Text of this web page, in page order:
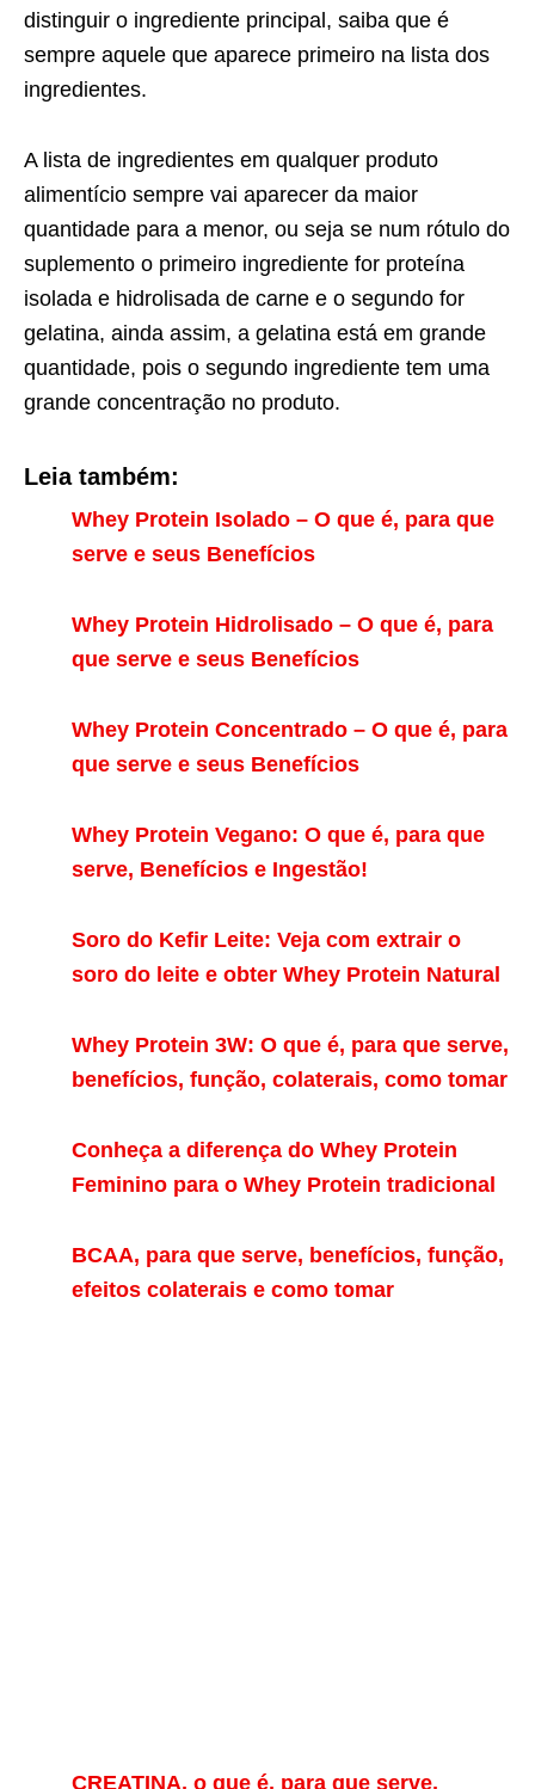
distinguir o ingrediente principal, saiba que é
sempre aquele que aparece primeiro na lista dos
ingredientes.
A lista de ingredientes em qualquer produto
alimentício sempre vai aparecer da maior
quantidade para a menor, ou seja se num rótulo do
suplemento o primeiro ingrediente for proteína
isolada e hidrolisada de carne e o segundo for
gelatina, ainda assim, a gelatina está em grande
quantidade, pois o segundo ingrediente tem uma
grande concentração no produto.
Leia também:
Whey Protein Isolado – O que é, para que
serve e seus Benefícios
Whey Protein Hidrolisado – O que é, para
que serve e seus Benefícios
Whey Protein Concentrado – O que é, para
que serve e seus Benefícios
Whey Protein Vegano: O que é, para que
serve, Benefícios e Ingestão!
Soro do Kefir Leite: Veja com extrair o
soro do leite e obter Whey Protein Natural
Whey Protein 3W: O que é, para que serve,
benefícios, função, colaterais, como tomar
Conheça a diferença do Whey Protein
Feminino para o Whey Protein tradicional
BCAA, para que serve, benefícios, função,
efeitos colaterais e como tomar
CREATINA, o que é, para que serve,